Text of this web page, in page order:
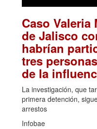
Caso Valeria
de Jalisco
habrían
tres
de la
La investigación, que
primera detención,
arrestos
Infobae